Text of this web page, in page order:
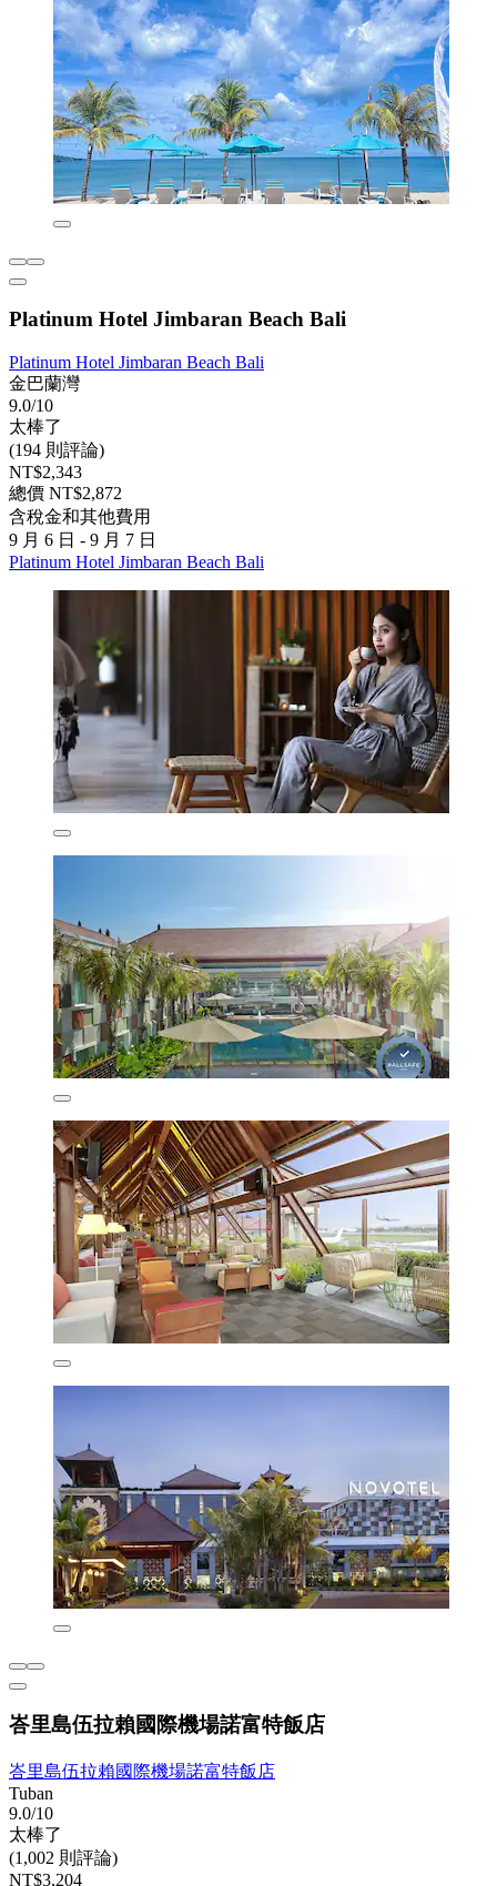
Platinum Hotel Jimbaran Beach Bali
Platinum Hotel Jimbaran Beach Bali
金巴蘭灣
9.0/10
太棒了
(194 則評論)
NT$2,343
總價 NT$2,872
含稅金和其他費用
9 月 6 日 - 9 月 7 日
Platinum Hotel Jimbaran Beach Bali
峇里島伍拉賴國際機場諾富特飯店
峇里島伍拉賴國際機場諾富特飯店
Tuban
9.0/10
太棒了
(1,002 則評論)
NT$3,204